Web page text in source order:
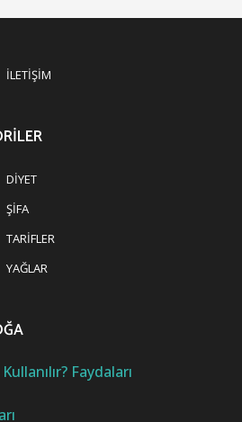
İLETIŞIM
DIYET
ŞIFA
TARIFLER
YAĞLAR
Faydaları